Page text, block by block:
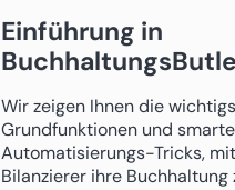
Einführung in
Wir zeigen Ihnen die
Grundfunktionen und
Automatisierungs-Tricks,
Bilanzierer ihre